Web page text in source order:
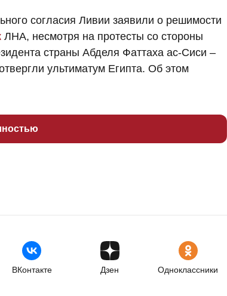
согласия Ливии заявили о решимости
ЛНА, несмотря на протесты со стороны
страны Абделя Фаттаха ас-Сиси –
ультиматум Египта. Об этом
ВКонтакте Дзен Одноклассники